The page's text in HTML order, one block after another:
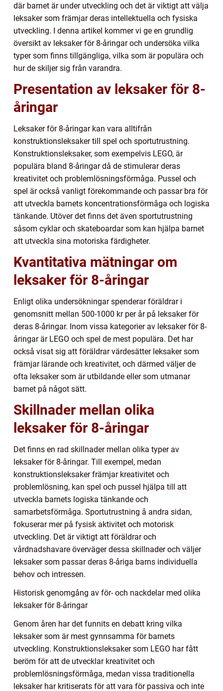
där barnet är under utveckling och det är viktigt att välja
leksaker som främjar deras intellektuella och fysiska
utveckling. I denna artikel kommer vi ge en grundlig
översikt av leksaker för 8-åringar och undersöka vilka
typer som finns tillgängliga, vilka som är populära och
hur de skiljer sig från varandra.
Presentation av leksaker för 8-
åringar
Leksaker för 8-åringar kan vara alltifrån
konstruktionsleksaker till spel och sportutrustning.
Konstruktionsleksaker, som exempelvis LEGO, är
populära bland 8-åringar då de stimulerar deras
kreativitet och problemlösningsförmåga. Pussel och
spel är också vanligt förekommande och passar bra för
att utveckla barnets koncentrationsförmåga och logiska
tänkande. Utöver det finns det även sportutrustning
såsom cyklar och skateboardar som kan hjälpa barnet
att utveckla sina motoriska färdigheter.
Kvantitativa mätningar om
leksaker för 8-åringar
Enligt olika undersökningar spenderar föräldrar i
genomsnitt mellan 500-1000 kr per år på leksaker för
deras 8-åringar. Inom vissa kategorier av leksaker för 8-
åringar är LEGO och spel de mest populära. Det har
också visat sig att föräldrar värdesätter leksaker som
främjar lärande och kreativitet, och därmed väljer de
ofta leksaker som är utbildande eller som utmanar
barnet på något sätt.
Skillnader mellan olika
leksaker för 8-åringar
Det finns en rad skillnader mellan olika typer av
leksaker för 8-åringar. Till exempel, medan
konstruktionsleksaker främjar kreativitet och
problemlösning, kan spel och pussel hjälpa till att
utveckla barnets logiska tänkande och
samarbetsförmåga. Sportutrustning å andra sidan,
fokuserar mer på fysisk aktivitet och motorisk
utveckling. Det är viktigt att föräldrar och
vårdnadshavare överväger dessa skillnader och väljer
leksaker som passar deras 8-åriga barns individuella
behov och intressen.
Historisk genomgång av för- och nackdelar med olika
leksaker för 8-åringar
Genom åren har det funnits en debatt kring vilka
leksaker som är mest gynnsamma för barnets
utveckling. Konstruktionsleksaker som LEGO har fått
beröm för att de utvecklar kreativitet och
problemlösningsförmåga, medan vissa traditionella
leksaker har kritiserats för att vara för passiva och inte